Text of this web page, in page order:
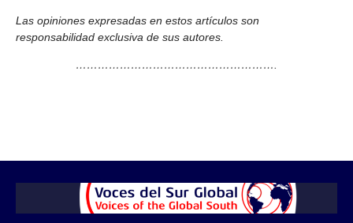
Las opiniones expresadas en estos artículos son
responsabilidad exclusiva de sus autores.
……………………………………………….